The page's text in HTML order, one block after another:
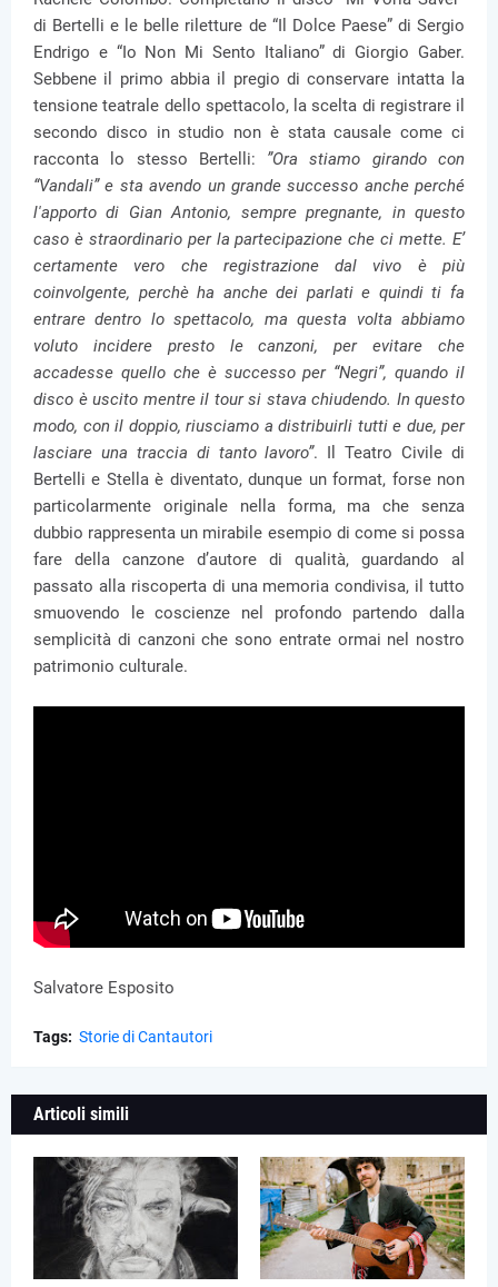
di Bertelli e le belle riletture de “Il Dolce Paese” di Sergio
Endrigo e “Io Non Mi Sento Italiano” di Giorgio Gaber.
Sebbene il primo abbia il pregio di conservare intatta la
tensione teatrale dello spettacolo, la scelta di registrare il
secondo disco in studio non è stata causale come ci
racconta lo stesso Bertelli: ”Ora stiamo girando con
“Vandali” e sta avendo un grande successo anche perché
l'apporto di Gian Antonio, sempre pregnante, in questo
caso è straordinario per la partecipazione che ci mette. E’
certamente vero che registrazione dal vivo è più
coinvolgente, perchè ha anche dei parlati e quindi ti fa
entrare dentro lo spettacolo, ma questa volta abbiamo
voluto incidere presto le canzoni, per evitare che
accadesse quello che è successo per “Negri”, quando il
disco è uscito mentre il tour si stava chiudendo. In questo
modo, con il doppio, riusciamo a distribuirli tutti e due, per
lasciare una traccia di tanto lavoro”. Il Teatro Civile di
Bertelli e Stella è diventato, dunque un format, forse non
particolarmente originale nella forma, ma che senza
dubbio rappresenta un mirabile esempio di come si possa
fare della canzone d’autore di qualità, guardando al
passato alla riscoperta di una memoria condivisa, il tutto
smuovendo le coscienze nel profondo partendo dalla
semplicità di canzoni che sono entrate ormai nel nostro
patrimonio culturale.
Salvatore Esposito
Tags: Storie di Cantautori
Articoli simili